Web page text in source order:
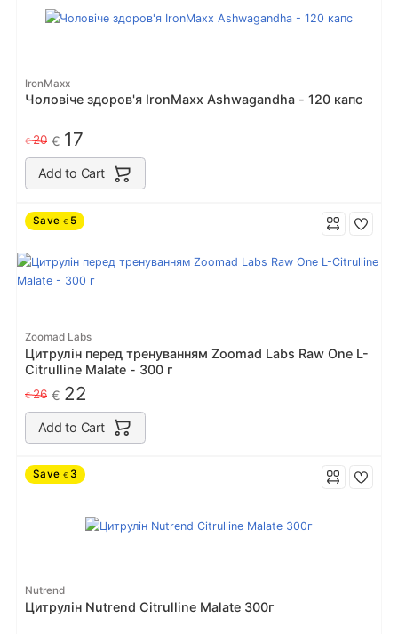
IronMaxx
Чоловіче здоров'я IronMaxx Ashwagandha - 120 капс
€20 € 17
Add to Cart
Save € 5
Zoomad Labs
Цитрулін перед тренуванням Zoomad Labs Raw One L-
Citrulline Malate - 300 г
€26 € 22
Add to Cart
Save € 3
Nutrend
Цитрулін Nutrend Citrulline Malate 300г